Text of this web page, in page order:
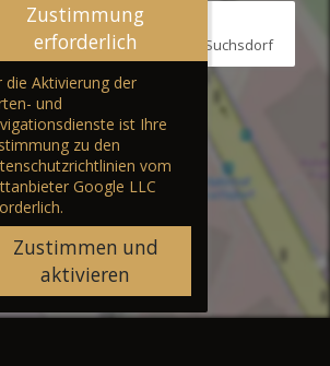
Weg 1, 24107 Kiel-Suchsdorf
Zustimmung
erforderlich
die Aktivierung der
und
ist Ihre
zu den
vom
Google LLC
Zustimmen und
aktivieren